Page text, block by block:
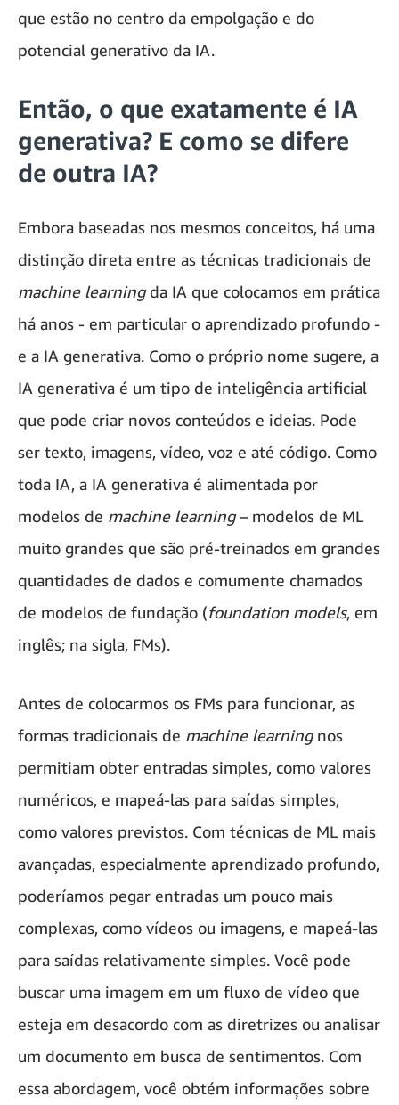
que estão no centro da empolgação e do
potencial generativo da IA.
Então, o que exatamente é IA
generativa? E como se difere
de outra IA?
Embora baseadas nos mesmos conceitos, há uma
distinção direta entre as técnicas tradicionais de
machine learningda IA que colocamos em prática
há anos - em particular o aprendizado profundo -
e a IA generativa. Como o próprio nome sugere, a
IA generativa é um tipo de inteligência artificial
que pode criar novos conteúdos e ideias. Pode
ser texto, imagens, vídeo, voz e até código. Como
toda IA, a IA generativa é alimentada por
modelos de machine learning– modelos de ML
muito grandes que são pré-treinados em grandes
quantidades de dados e comumente chamados
de modelos de fundação (foundation models, em
inglês; na sigla, FMs).
Antes de colocarmos os FMs para funcionar, as
formas tradicionais de machine learningnos
permitiam obter entradas simples, como valores
numéricos, e mapeá-las para saídas simples,
como valores previstos. Com técnicas de ML mais
avançadas, especialmente aprendizado profundo,
poderíamos pegar entradas um pouco mais
complexas, como vídeos ou imagens, e mapeá-las
para saídas relativamente simples. Você pode
buscar uma imagem em um fluxo de vídeo que
esteja em desacordo com as diretrizes ou analisar
um documento em busca de sentimentos. Com
essa abordagem, você obtém informações sobre